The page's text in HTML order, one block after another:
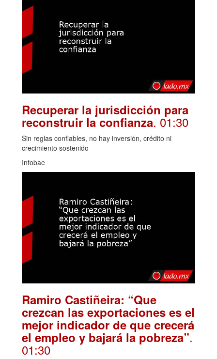
Recuperar la jurisdicción para
reconstruir la confianza. 01:30
Sin reglas confiables, no hay inversión, crédito ni
crecimiento sostenido
Infobae
Ramiro Castiñeira: “Que
crezcan las exportaciones es el
mejor indicador de que crecerá
el empleo y bajará la pobreza”.
01:30